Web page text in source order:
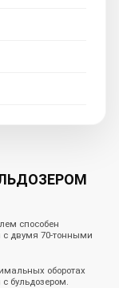
способен
двумя 70-тонными
оборотах
бульдозером.